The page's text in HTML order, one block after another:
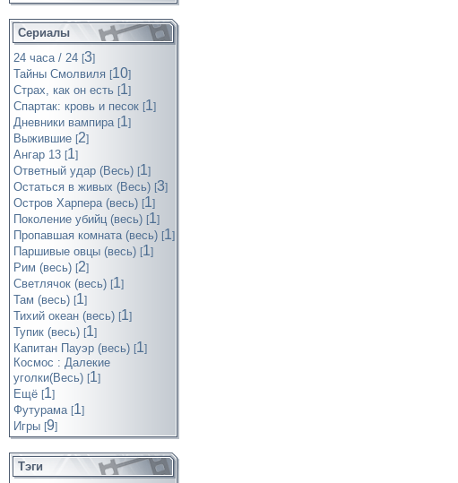
Сериалы
24 часа / 24 [3]
Тайны Смолвиля [10]
Страх, как он есть [1]
Спартак: кровь и песок [1]
Дневники вампира [1]
Выжившие [2]
Ангар 13 [1]
Ответный удар (Весь) [1]
Остаться в живых (Весь) [3]
Остров Харпера (весь) [1]
Поколение убийц (весь) [1]
Пропавшая комната (весь) [1]
Паршивые овцы (весь) [1]
Рим (весь) [2]
Светлячок (весь) [1]
Там (весь) [1]
Тихий океан (весь) [1]
Тупик (весь) [1]
Капитан Пауэр (весь) [1]
Космос : Далекие
уголки(Весь) [1]
Ещё [1]
Футурама [1]
Игры [9]
Тэги